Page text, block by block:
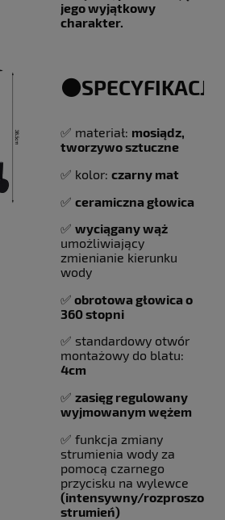
jego wyjątkowy
charakter.
✅ materiał: mosiądz,
tworzywo sztuczne
✅ kolor: czarny mat
✅ ceramiczna głowica
✅ wyciągany wąż
umożliwiający
zmienianie kierunku
wody
✅ obrotowa głowica o
360 stopni
✅ standardowy otwór
montażowy do blatu:
4cm
✅ zasięg regulowany
wyjmowanym wężem
✅ funkcja zmiany
strumienia wody za
pomocą czarnego
przycisku na wylewce
(intensywny/rozproszony
strumień)